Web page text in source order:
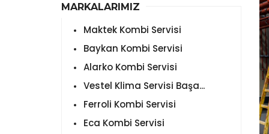
MARKALARIMIZ
Maktek Kombi Servisi
Baykan Kombi Servisi
Alarko Kombi Servisi
Vestel Klima Servisi Başa...
Ferroli Kombi Servisi
Eca Kombi Servisi